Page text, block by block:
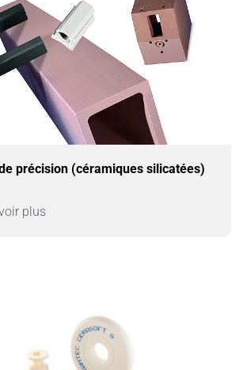
précision (céramiques silicatées)
plus